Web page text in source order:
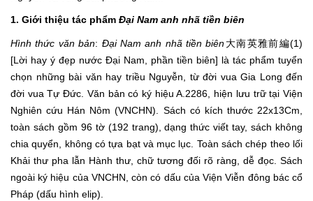
1. Giới thiệu tác phẩm Đại Nam anh nhã tiền biên
Hình thức văn bản: Đại Nam anh nhã tiền biên大南英雅前編(1)
[Lời hay ý đẹp nước Đại Nam, phần tiền biên] là tác phẩm tuyển
chọn những bài văn hay triều Nguyễn, từ đời vua Gia Long đến
đời vua Tự Đức. Văn bản có ký hiệu A.2286, hiện lưu trữ tại Viện
Nghiên cứu Hán Nôm (VNCHN). Sách có kích thước 22x13Cm,
toàn sách gồm 96 tờ (192 trang), dạng thức viết tay, sách không
chia quyển, không có tựa bạt và mục lục. Toàn sách chép theo lối
Khải thư pha lẫn Hành thư, chữ tương đối rõ ràng, dễ đọc. Sách
ngoài ký hiệu của VNCHN, còn có dấu của Viện Viễn đông bác cổ
Pháp (dấu hình elip).